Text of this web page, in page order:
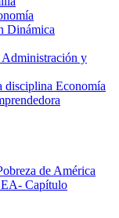
Dinámica
y
disciplina Economía
de América
Capítulo